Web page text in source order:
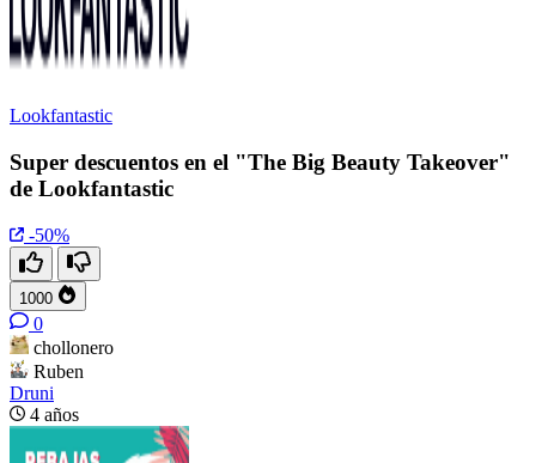
Lookfantastic
Super descuentos en el "The Big Beauty Takeover"
de Lookfantastic
-50%
1000
0
chollonero
Ruben
Druni
4 años